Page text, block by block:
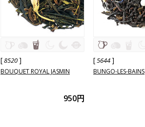
[8520]
BOUQUET ROYAL JASMIN
950円
[5644]
BUNGO-LES-BAINS